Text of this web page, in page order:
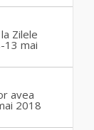
Zilele
13 mai
avea
2018